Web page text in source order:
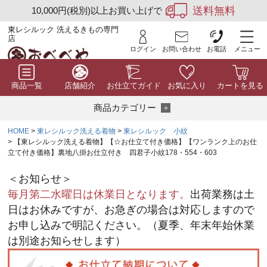
10,000円(税別)以上お買い上げで 送料無料
東レシルック 洗えるきもの専門
店
ログイン お問い合わせ お電話 メニュー
商品一覧 店舗紹介 お仕立てガイド お気に入り カートを見る
商品カテゴリー
HOME 東レシルック洗える着物
東レシルック 小紋
【東レシルック洗える着物】【☆お仕立て付き価格】【ワンランク上のお仕
立て付き価格】裏地八掛お仕立付き 四君子小紋178・554・603
＜お知らせ＞
毎月第二水曜日は休業日となります。 出荷業務は土
日はお休みですが、お急ぎの場合は対応しますので
お申し込みで明記ください。（夏季、年末年始休業
は別途お知らせします）